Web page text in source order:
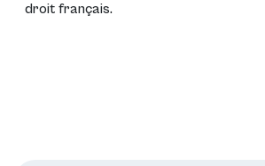
droit français.